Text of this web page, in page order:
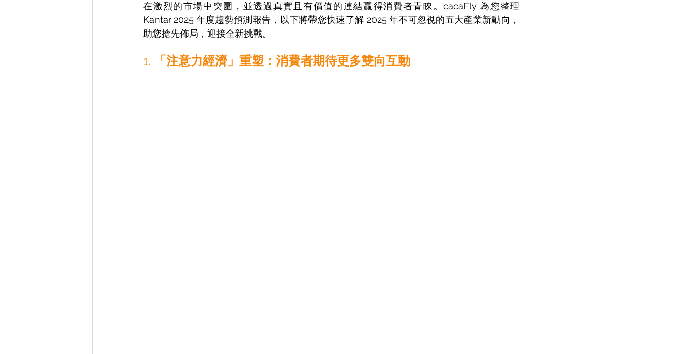
在激烈的市場中突圍，並透過真實且有價值的連結贏得消費者青睞。cacaFly 為您整理
Kantar 2025 年度趨勢預測報告，以下將帶您快速了解 2025 年不可忽視的五大產業新動向，
助您搶先佈局，迎接全新挑戰。
1. 「注意力經濟」重塑：消費者期待更多雙向互動